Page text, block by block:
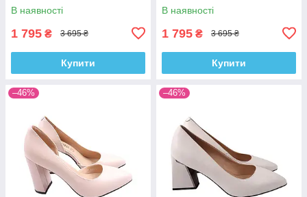
В наявності
1 795 ₴ 3 695 ₴
Купити
В наявності
1 795 ₴ 3 695 ₴
Купити
–46% –46%